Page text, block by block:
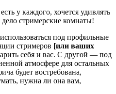
у каждого, хочется удивлять
стримерские комнаты!
под профильные
стримеров [или ваших
себя и вас. С другой — под
атмосфере для остальных
будет востребована,
нужна ли она вам,